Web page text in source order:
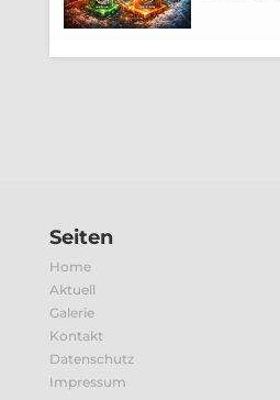
Seiten
Home
Aktuell
Galerie
Kontakt
Datenschutz
Impressum